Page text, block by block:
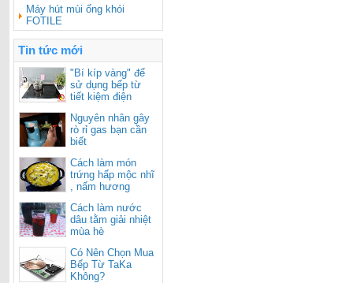
Máy hút mùi ống khói
FOTILE
Tin tức mới
"Bí kíp vàng" để
sử dụng bếp từ
tiết kiệm điện
Nguyên nhân gây
rò rỉ gas bạn cần
biết
Cách làm món
trứng hấp mộc nhĩ
, nấm hương
Cách làm nước
dâu tằm giải nhiệt
mùa hè
Có Nên Chọn Mua
Bếp Từ TaKa
Không?